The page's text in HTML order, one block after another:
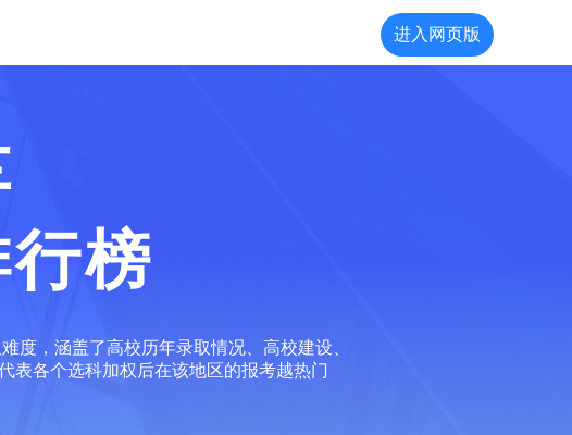
进入网页版
榜
度，涵盖了高校历年录取情况、高校建设、
表各个选科加权后在该地区的报考越热门